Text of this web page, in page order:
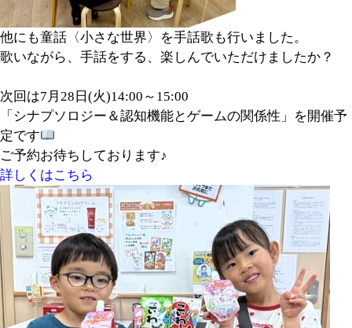
他にも童話〈小さな世界〉を手話歌も行いました。
歌いながら、手話をする、楽しんでいただけましたか？
次回は7月28日(火)14:00～15:00
「シナプソロジー＆認知機能とゲームの関係性」を開催予
定です
ご予約お待ちしております♪
詳しくはこちら